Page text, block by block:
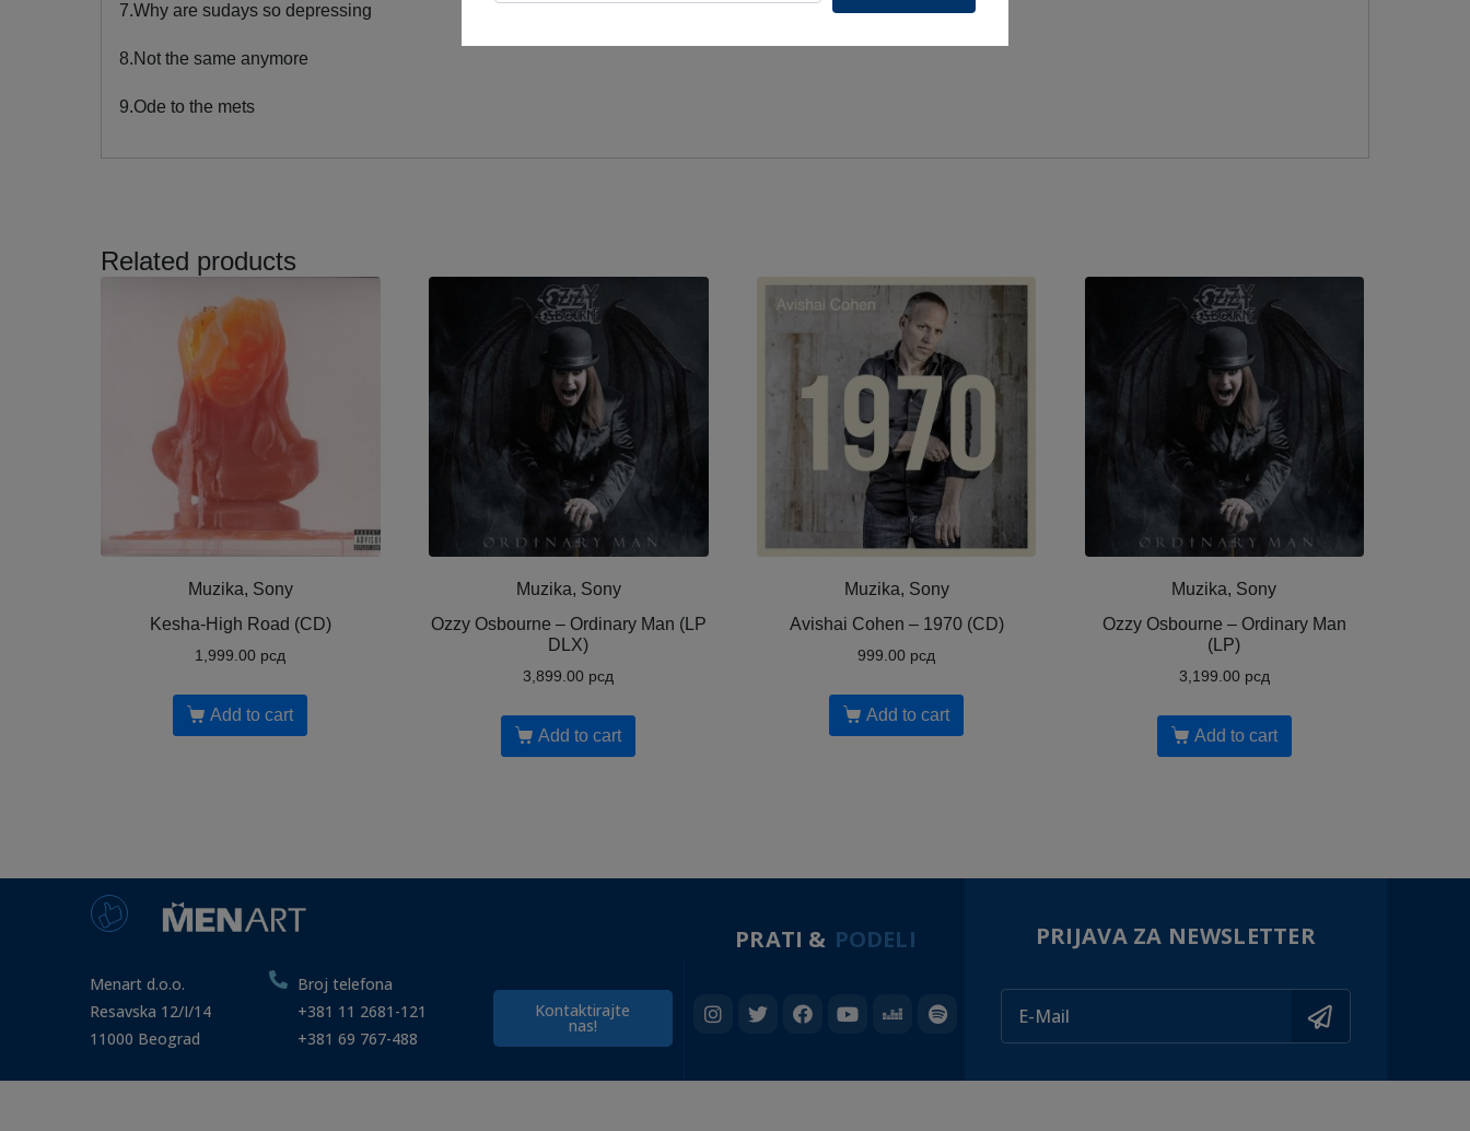
7.Why are sudays so depressing
8.Not the same anymore
9.Ode to the mets
Related products
Muzika, Sony
Kesha-High Road (CD)
1,999.00 рсд
Add to cart
Muzika, Sony
Ozzy Osbourne ‎– Ordinary Man (LP
DLX)
3,899.00 рсд
Add to cart
Muzika, Sony
Avishai Cohen ‎– 1970 (CD)
999.00 рсд
Add to cart
Muzika, Sony
Ozzy Osbourne ‎– Ordinary Man
(LP)
3,199.00 рсд
Add to cart
Menart d.o.o.
Resavska 12/I/14
11000 Beograd
Broj telefona
+381 11 2681-121
+381 69 767-488
Kontaktirajte
nas!
PRATI & PODELI PRIJAVA ZA NEWSLETTER